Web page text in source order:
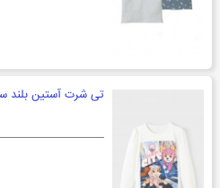
تی شرت آستین بلند